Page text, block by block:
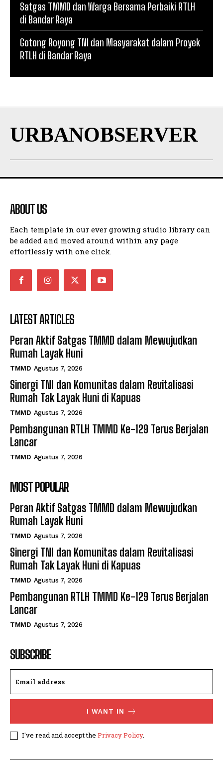
Satgas TMMD dan Warga Bersama Perbaiki RTLH
di Bandar Raya
Gotong Royong TNI dan Masyarakat dalam Proyek
RTLH di Bandar Raya
URBANOBSERVER
ABOUT US
Each template in our ever growing studio library can
be added and moved around within any page
effortlessly with one click.
LATEST ARTICLES
Peran Aktif Satgas TMMD dalam Mewujudkan
Rumah Layak Huni
TMMD Agustus 7, 2026
Sinergi TNI dan Komunitas dalam Revitalisasi
Rumah Tak Layak Huni di Kapuas
TMMD Agustus 7, 2026
Pembangunan RTLH TMMD Ke-129 Terus Berjalan
Lancar
TMMD Agustus 7, 2026
MOST POPULAR
Peran Aktif Satgas TMMD dalam Mewujudkan
Rumah Layak Huni
TMMD Agustus 7, 2026
Sinergi TNI dan Komunitas dalam Revitalisasi
Rumah Tak Layak Huni di Kapuas
TMMD Agustus 7, 2026
Pembangunan RTLH TMMD Ke-129 Terus Berjalan
Lancar
TMMD Agustus 7, 2026
SUBSCRIBE
I WANT IN
I've read and accept the Privacy Policy.